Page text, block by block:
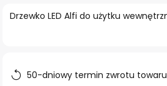
Drzewko LED Alfi do użytku
50-dniowy termin zwrotu towaru